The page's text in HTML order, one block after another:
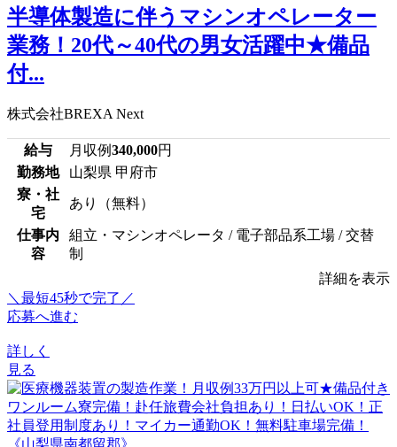
半導体製造に伴うマシンオペレーター
業務！20代～40代の男女活躍中★備品
付...
株式会社BREXA Next
給与 月収例340,000円
勤務地
山梨県 甲府市
寮・社
宅
あり（無料）
仕事内
容
組立・マシンオペレータ / 電子部品系工場 / 交替
制
詳細を表示
＼最短45秒で完了／
応募へ進む
詳しく
見る